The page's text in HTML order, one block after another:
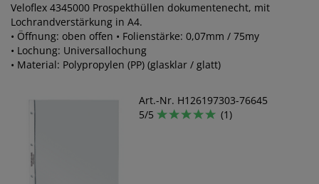
Veloflex 4345000 Prospekthüllen dokumentenecht, mit
Lochrandverstärkung in A4.
• Öffnung: oben offen • Folienstärke: 0,07mm / 75my
• Lochung: Universallochung
• Material: Polypropylen (PP) (glasklar / glatt)
Art.-Nr. H126197303-76645
5/5
(1)